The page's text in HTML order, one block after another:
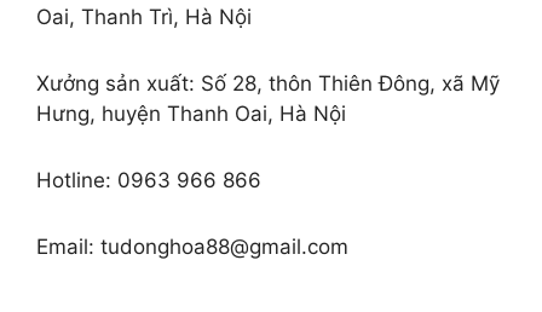
Oai, Thanh Trì, Hà Nội
Xưởng sản xuất: Số 28, thôn Thiên Đông, xã Mỹ
Hưng, huyện Thanh Oai, Hà Nội
Hotline: 0963 966 866
Email: tudonghoa88@gmail.com